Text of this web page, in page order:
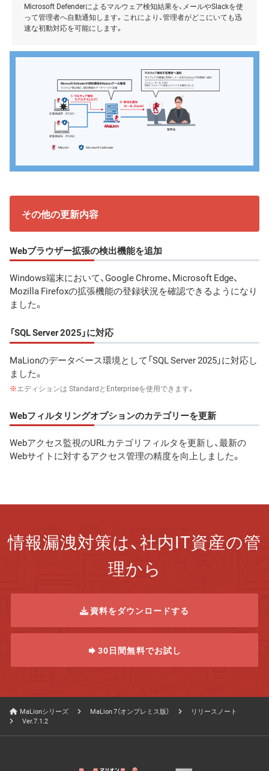
Microsoft Defenderによるマルウェア検知結果を、メールやSlackを使
って管理者へ自動通知します。これにより、管理者がどこにいても迅
速な初動対応を可能にします。
その他の更新内容
Webブラウザー拡張の検出機能を追加
Windows端末において、Google Chrome、Microsoft Edge、
Mozilla Firefoxの拡張機能の登録状況を確認できるようになり
ました。
「SQL Server 2025」に対応
MaLionのデータベース環境として「SQL Server 2025」に対応し
ました。
※エディションは StandardとEnterpriseを使用できます。
Webフィルタリングオプションのカテゴリーを更新
Webアクセス監視のURLカテゴリフィルタを更新し、最新の
Webサイトに対するアクセス管理の精度を向上しました。
情報漏洩対策は、社内IT資産の管
理から
資料をダウンロードする
30日間無料でお試し
MaLionシリーズ MaLion 7（オンプレミス版）
リリースノート
Ver.7.1.2